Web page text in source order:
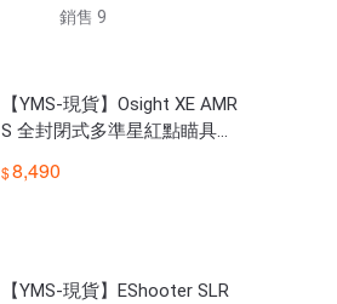
銷售 9
【YMS-現貨】Osight XE AMR
S 全封閉式多準星紅點瞄具
8,490
【YMS-現貨】EShooter SLR